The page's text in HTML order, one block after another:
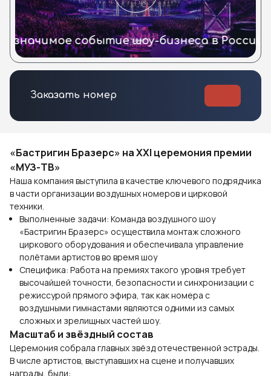
значимое событие шоу-бизнеса в России
Заказать номер
«Бастригин Бразерс» на XXI церемония премии
«МУЗ-ТВ»
Наша компания выступила в качестве ключевого подрядчика
в части организации воздушных номеров и цирковой
техники.
Выполненные задачи: Команда воздушного шоу
«Бастригин Бразерс» осуществила монтаж сложного
циркового оборудования и обеспечивала управление
полётами артистов во время шоу
Специфика: Работа на премиях такого уровня требует
высочайшей точности, безопасности и синхронизации с
режиссурой прямого эфира, так как номера с
воздушными гимнастами являются одними из самых
сложных и зрелищных частей шоу.
Масштаб и звёздный состав
Церемония собрала главных звёзд отечественной эстрады.
В числе артистов, выступавших на сцене и получавших
награды, были: